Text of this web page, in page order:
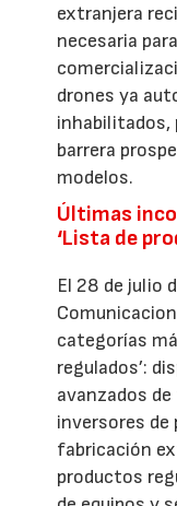
extranjera
necesaria
drones ya
inhabilitados,
barrera
modelos.
Últimas
‘Lista de
El 28 de julio
categorías
regulados’:
avanzados
inversores
fabricación
productos